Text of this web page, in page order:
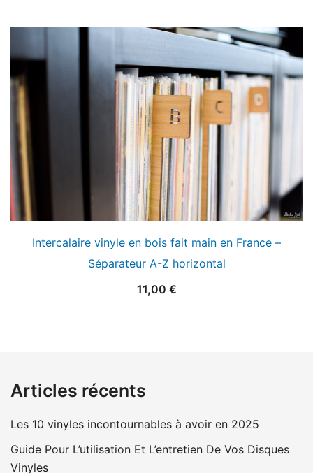
Intercalaire vinyle en bois fait main en France –
Séparateur A-Z horizontal
11,00 €
Articles récents
Les 10 vinyles incontournables à avoir en 2025
Guide Pour L’utilisation Et L’entretien De Vos Disques
Vinyles